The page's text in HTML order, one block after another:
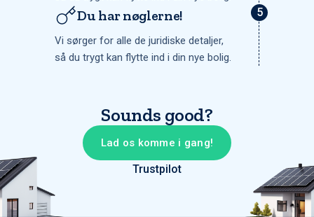
Du har nøglerne!
Vi sørger for alle de juridiske detaljer,
så du trygt kan flytte ind i din nye bolig.
Sounds good?
Lad os komme i gang!
Trustpilot